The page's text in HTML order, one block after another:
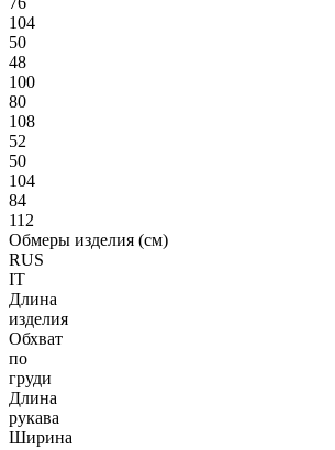
104
50
48
100
80
108
52
50
104
84
112
Обмеры изделия (см)
RUS
IT
Длина
изделия
Обхват
по
груди
Длина
рукава
Ширина